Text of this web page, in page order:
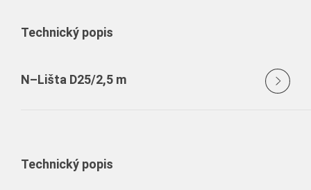
Technický popis
N–Lišta D25/2,5 m
Technický popis